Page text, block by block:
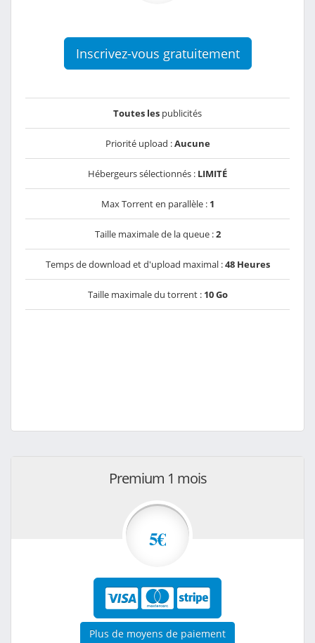
Inscrivez-vous gratuitement
Toutes les publicités
Priorité upload :Aucune
Hébergeurs sélectionnés : LIMITÉ
Max Torrent en parallèle : 1
Taille maximale de la queue :2
Temps de download et d'upload maximal :48 Heures
Taille maximale du torrent : 10 Go
Premium 1 mois
5€
Plus de moyens de paiement